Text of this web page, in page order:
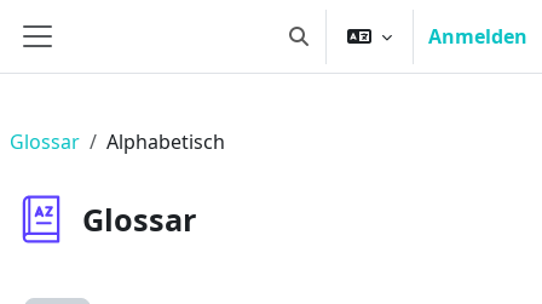
Website-Übersicht Sucheingabe umschalten
Anmelden
Glossar Alphabetisch
Glossar